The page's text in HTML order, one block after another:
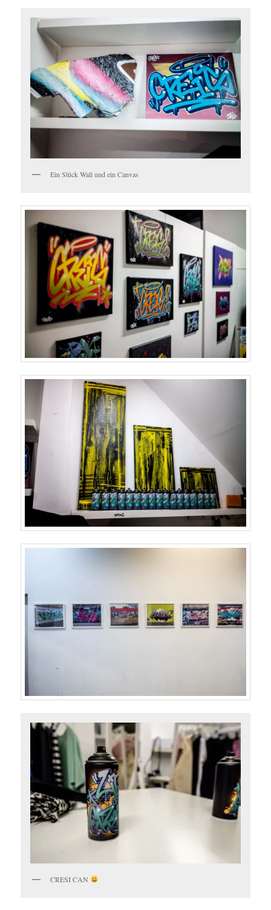
Ein Stück Wall und ein Canvas
CRESI CAN